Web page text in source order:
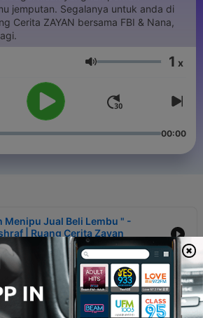
jemputan. Segalanya untuk anda di
Cerita ZAYAN bersama FBI & Nana,
Volume 1 x
00:00
Menipu Jual Beli Lembu " -
| Ruang Cerita Zayan
Ryzal Memberi Cahaya Dalam
Durian Kimchi | Ruang Cerita